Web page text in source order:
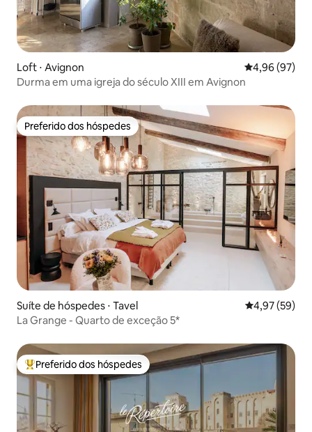
Loft ⋅ Avignon 4,96 de uma
4,96 (97)
Durma em uma igreja do século XIII em Avignon
Preferido dos hóspedes
Preferido dos hóspedes
Suíte de hóspedes ⋅ Tavel 4,97 de uma
4,97 (59)
La Grange - Quarto de exceção 5*
Entre os melhores preferidos dos hóspedes
Preferido dos hóspedes